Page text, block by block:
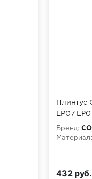
Плинтус
EP07
Бренд:
432